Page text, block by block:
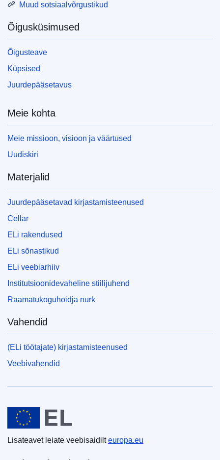
Muud sotsiaalvõrgustikud
Õigusküsimused
Õigusteave
Küpsised
Juurdepääsetavus
Meie kohta
Meie missioon, visioon ja väärtused
Uudiskiri
Materjalid
Juurdepääsetavad kirjastamisteenused
Cellar
ELi rakendused
ELi sõnastikud
ELi veebiarhiiv
Institutsioonidevaheline stiilijuhend
Raamatukoguhoidja nurk
Vahendid
(ELi töötajate) kirjastamisteenused
Veebivahendid
Euroopa Liit
Lisateavet leiate veebisaidilteuropa.eu